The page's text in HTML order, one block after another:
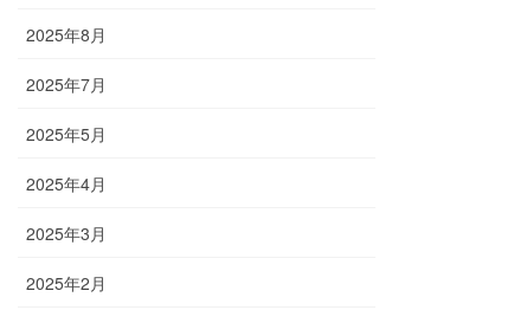
2025年8月
2025年7月
2025年5月
2025年4月
2025年3月
2025年2月